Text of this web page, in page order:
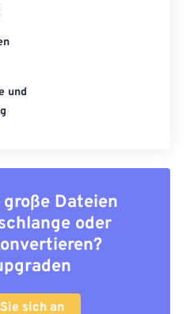
und
Dateien
oder
sich an